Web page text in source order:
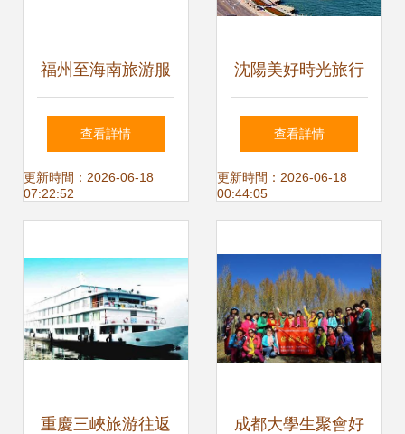
福州至海南旅游服
務 價格合理的優選
推薦
查看詳情
更新時間：2026-06-18
07:22:52
沈陽美好時光旅行
社 沈陽到蓬萊旅游
的值得信賴之選
查看詳情
更新時間：2026-06-18
00:44:05
重慶三峽旅游往返 成都大學生聚會好